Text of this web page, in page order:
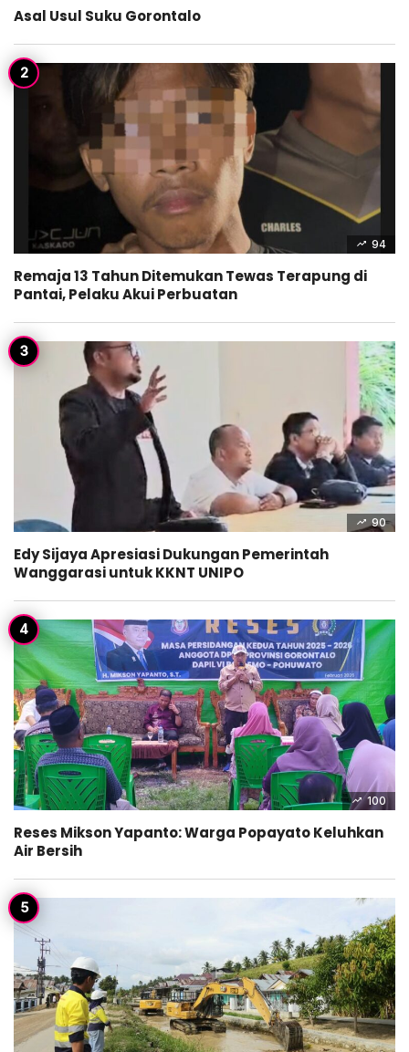
Asal Usul Suku Gorontalo
94
Remaja 13 Tahun Ditemukan Tewas Terapung di
Pantai, Pelaku Akui Perbuatan
90
Edy Sijaya Apresiasi Dukungan Pemerintah
Wanggarasi untuk KKNT UNIPO
100
Reses Mikson Yapanto: Warga Popayato Keluhkan
Air Bersih